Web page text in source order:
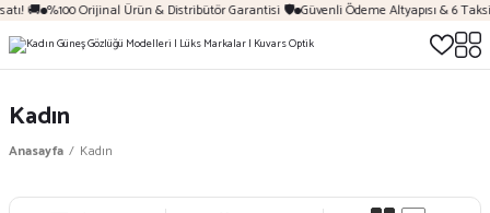
🚚 %100 Orijinal Ürün & Distribütör Garantisi 🛡️ Güvenli Ödeme Altyapısı & 6
Kadın
Anasayfa Kadın